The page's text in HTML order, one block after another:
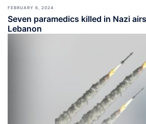
FEBRUARY 6, 2024
Seven paramedics killed in Nazi
Lebanon